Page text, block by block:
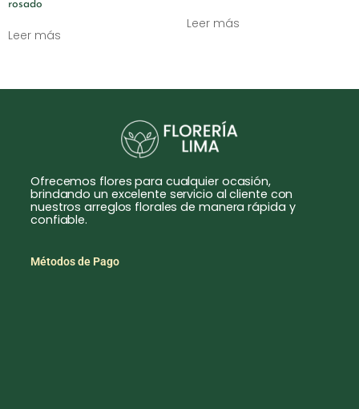
rosado
Leer más
Leer más
Ofrecemos flores para cualquier ocasión,
brindando un excelente servicio al cliente con
nuestros arreglos florales de manera rápida y
confiable.
Métodos de Pago